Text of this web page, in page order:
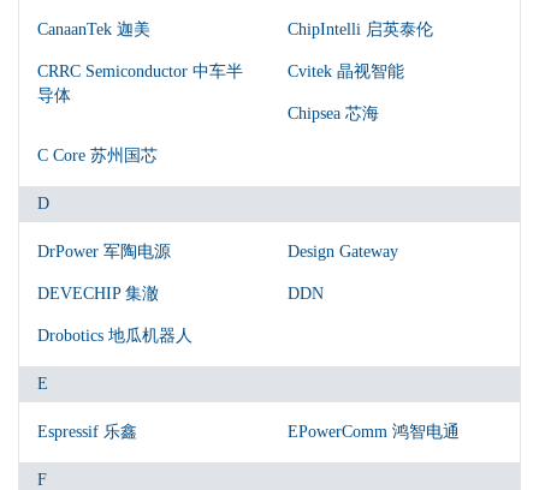
CanaanTek 迦美 ChipIntelli 启英泰伦
CRRC Semiconductor 中车半
导体
Cvitek 晶视智能
Chipsea 芯海
C Core 苏州国芯
D
DrPower 军陶电源 Design Gateway
DEVECHIP 集澈 DDN
Drobotics 地瓜机器人
E
Espressif 乐鑫 EPowerComm 鸿智电通
F